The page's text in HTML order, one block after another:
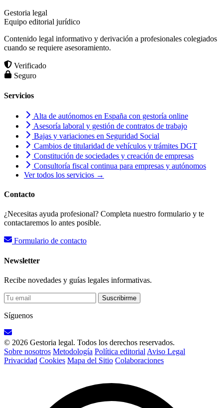
Gestoria legal
Equipo editorial jurídico
Contenido legal informativo y derivación a profesionales colegiados
cuando se requiere asesoramiento.
Verificado
Seguro
Servicios
Alta de autónomos en España con gestoría online
Asesoría laboral y gestión de contratos de trabajo
Bajas y variaciones en Seguridad Social
Cambios de titularidad de vehículos y trámites DGT
Constitución de sociedades y creación de empresas
Consultoría fiscal continua para empresas y autónomos
Ver todos los servicios →
Contacto
¿Necesitas ayuda profesional? Completa nuestro formulario y te
contactaremos lo antes posible.
Formulario de contacto
Newsletter
Recibe novedades y guías legales informativas.
Suscribirme
Síguenos
© 2026 Gestoria legal. Todos los derechos reservados.
Sobre nosotros Metodología Política editorial Aviso Legal
Privacidad Cookies Mapa del Sitio Colaboraciones